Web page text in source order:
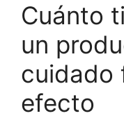
Cuánto
un
cuidado
efecto